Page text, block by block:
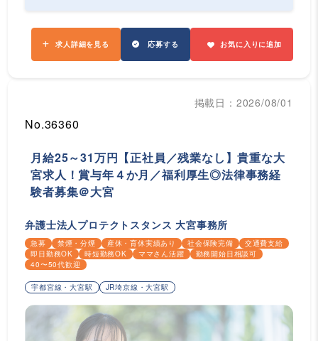
求人詳細を見る 応募する お気に入りに追加
掲載日：2026/08/01
No.36360
月給25～31万円【正社員／残業なし】貴重な大
宮求人！賞与年４か月／福利厚生◎法律事務経
験者募集＠大宮
弁護士法人プロテクトスタンス 大宮事務所
急募 禁煙・分煙 産休・育休実績あり 社会保険完備
交通費支給
即日勤務OK
時短勤務OK ママさん活躍
勤務開始日相談可
40〜50代歓迎
宇都宮線・大宮駅 JR埼京線・大宮駅